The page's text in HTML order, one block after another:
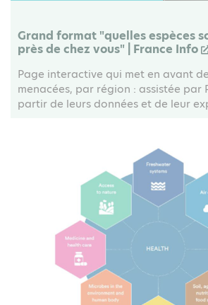
Grand format "quelles espèces
près de chez vous" | France Info
Page interactive qui met en avant
menacées, par région : assistée par
partir de leurs données et de leur